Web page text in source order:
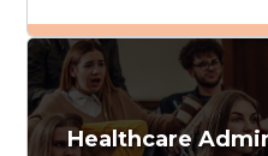
Healthcare